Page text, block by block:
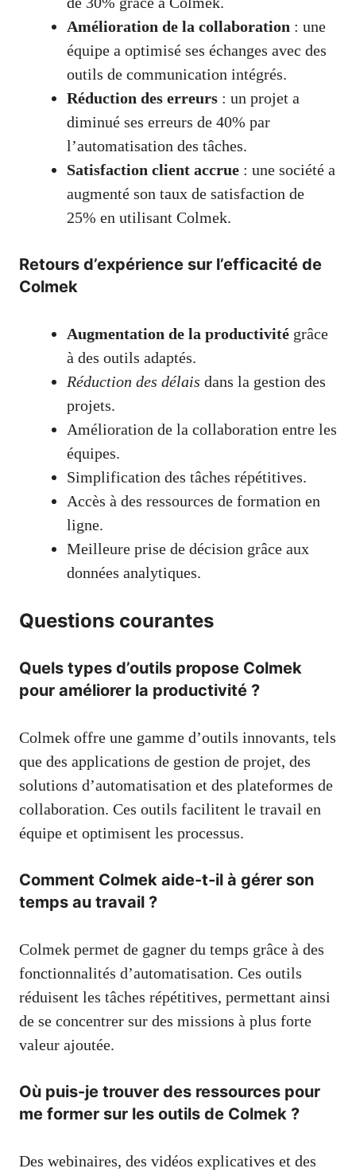
Amélioration de la collaboration : une
équipe a optimisé ses échanges avec des
outils de communication intégrés.
Réduction des erreurs : un projet a
diminué ses erreurs de 40% par
l’automatisation des tâches.
Satisfaction client accrue : une société a
augmenté son taux de satisfaction de
25% en utilisant Colmek.
Retours d’expérience sur l’efficacité de
Colmek
Augmentation de la productivité grâce
à des outils adaptés.
Réduction des délais dans la gestion des
projets.
Amélioration de la collaboration entre les
équipes.
Simplification des tâches répétitives.
Accès à des ressources de formation en
ligne.
Meilleure prise de décision grâce aux
données analytiques.
Questions courantes
Quels types d’outils propose Colmek
pour améliorer la productivité ?
Colmek offre une gamme d’outils innovants, tels
que des applications de gestion de projet, des
solutions d’automatisation et des plateformes de
collaboration. Ces outils facilitent le travail en
équipe et optimisent les processus.
Comment Colmek aide-t-il à gérer son
temps au travail ?
Colmek permet de gagner du temps grâce à des
fonctionnalités d’automatisation. Ces outils
réduisent les tâches répétitives, permettant ainsi
de se concentrer sur des missions à plus forte
valeur ajoutée.
Où puis-je trouver des ressources pour
me former sur les outils de Colmek ?
Des webinaires, des vidéos explicatives et des